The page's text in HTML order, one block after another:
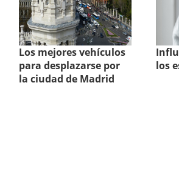
Los mejores vehículos
para desplazarse por
la ciudad de Madrid
los